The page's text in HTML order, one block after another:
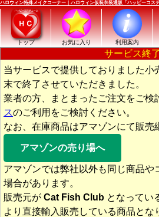
ハロウィン特殊メイクコーナー｜ハロウィン仮装衣装通販「ハッピーコス
トップ お気に入り 利用案内
サービス終了
当サービスで提供しておりました小
末で終了させていただきました。
業者の方、まとまったご注文をご検
スのご利用をご検討ください。
なお、在庫商品はアマゾンにて販売
アマゾンの売り場へ
アマゾンでは弊社以外も同じ商品や
場合があります。
販売元が Cat Fish Club となってい
より直接輸入販売している商品とな